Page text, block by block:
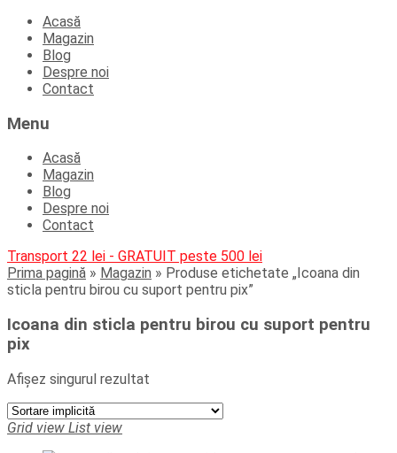
Skip
content
Acasă
Magazin
Blog
Despre noi
Contact
Menu
Acasă
Magazin
Blog
Despre noi
Contact
Transport 22 lei - GRATUIT peste 500 lei
Prima pagină » Magazin » Produse etichetate „Icoana din
sticla pentru birou cu suport pentru pix”
Icoana din sticla pentru birou cu suport pentru
pix
Afișez singurul rezultat
Grid view List view